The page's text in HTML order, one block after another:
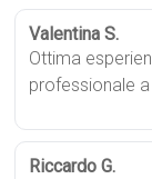
Valentina S.
Ottima
professionale a
Riccardo G.